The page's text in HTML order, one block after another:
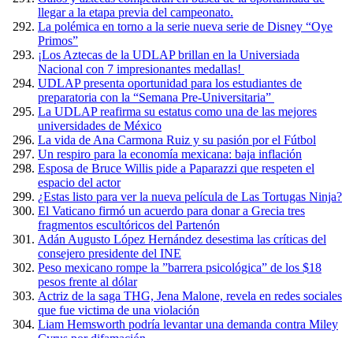
llegar a la etapa previa del campeonato.
La polémica en torno a la serie nueva serie de Disney “Oye
Primos”
¡Los Aztecas de la UDLAP brillan en la Universiada
Nacional con 7 impresionantes medallas!
UDLAP presenta oportunidad para los estudiantes de
preparatoria con la “Semana Pre-Universitaria”
La UDLAP reafirma su estatus como una de las mejores
universidades de México
La vida de Ana Carmona Ruiz y su pasión por el Fútbol
Un respiro para la economía mexicana: baja inflación
Esposa de Bruce Willis pide a Paparazzi que respeten el
espacio del actor
¿Estas listo para ver la nueva película de Las Tortugas Ninja?
El Vaticano firmó un acuerdo para donar a Grecia tres
fragmentos escultóricos del Partenón
Adán Augusto López Hernández desestima las críticas del
consejero presidente del INE
Peso mexicano rompe la ”barrera psicológica” de los $18
pesos frente al dólar
Actriz de la saga THG, Jena Malone, revela en redes sociales
que fue victima de una violación
Liam Hemsworth podría levantar una demanda contra Miley